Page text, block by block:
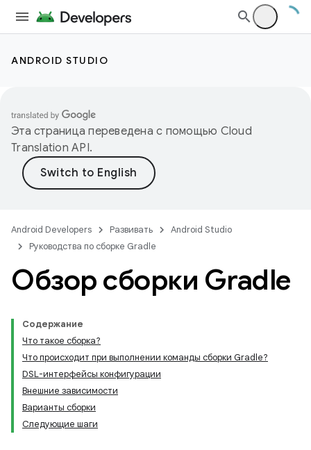
ANDROID STUDIO
Эта страница переведена с помощью Cloud
Translation API.
Android Developers Развивать
Android Studio
Руководства по сборке Gradle
Обзор сборки Gradle
Содержание
Что такое сборка?
Что происходит при выполнении команды сборки Gradle?
DSL-интерфейсы конфигурации
Внешние зависимости
Варианты сборки
Следующие шаги